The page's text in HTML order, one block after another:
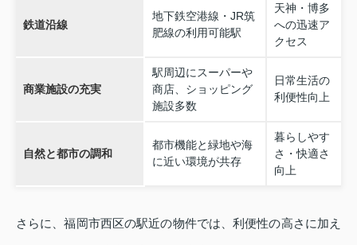
鉄道沿線
地下鉄空港線・JR筑
肥線の利用可能駅
天神・博多
への迅速ア
クセス
商業施設の充実
駅周辺にスーパーや
商店、ショッピング
施設多数
日常生活の
利便性向上
自然と都市の調和
都市機能と緑地や海
に近い環境が共存
暮らしやす
さ・快適さ
向上
さらに、福岡市西区の駅近の物件では、利便性の高さに加え